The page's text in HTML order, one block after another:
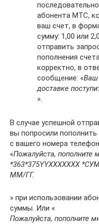
абонента МТС,
ваш счет, в
сумму: 1,00 или
отправить
пополнения
корректно, в
сообщение: «Ваш
доставке
».
В случае успешной
вы попросили
с вашего номера
«Пожалуйста, пополните
*363*375YYХХХХХХХ
ММ/ГГ.
» при использовании
суммы. Или «
Пожалуйста, пополните